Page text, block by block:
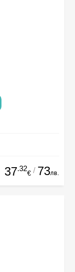
37.32
€ / 73лв.